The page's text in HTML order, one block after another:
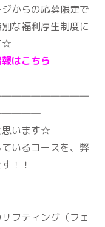
からの応募限定で
な福利厚生制度に
☆
はこちら
思います☆
いるコースを、弊
！！
フティング（フェ